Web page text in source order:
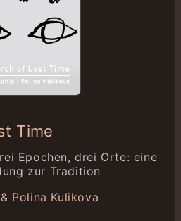
Time
Epochen, drei Orte: eine
zur Tradition
Polina Kulikova